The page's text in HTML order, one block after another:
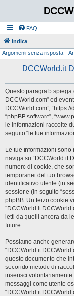
FAQ
Indice
Argomenti senza risposta
DCCWorld.it
Questo paragrafo spiega
DCCWorld.com” ed
DCCWorld.com”,
“phpBB software”,
le informazioni raccolte
seguito “le tue
Le tue informazioni sono
naviga su “DCCWorld.it
numero di cookie, che
temporanei del tuo
identificativo utente (in
sessione (in seguito
phpBB. Un terzo cookie
“DCCWorld.it
letti da quelli ancora da
future.
Possiamo anche
“DCCWorld.it
questo documento che
secondo metodo di
inserisci
messaggi come utente
“DCCWorld.it